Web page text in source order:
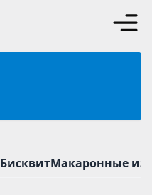
БисквитМакаронные